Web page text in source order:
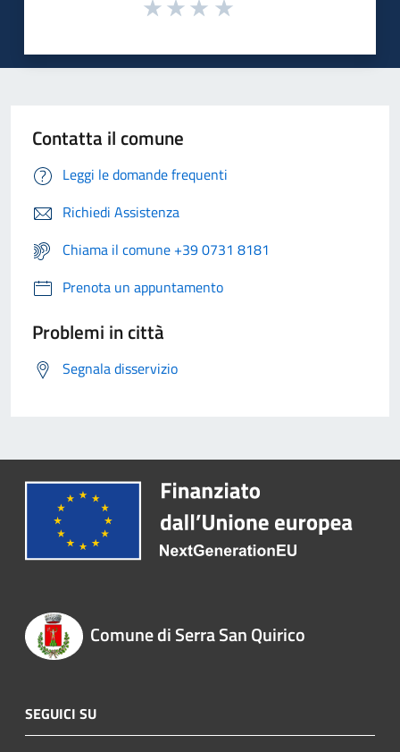
Contatta il comune
Leggi le domande frequenti
Richiedi Assistenza
Chiama il comune +39 0731 8181
Prenota un appuntamento
Problemi in città
Segnala disservizio
Comune di Serra San Quirico
SEGUICI SU